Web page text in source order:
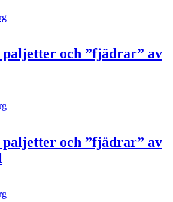
paljetter och ”fjädrar” av
paljetter och ”fjädrar” av